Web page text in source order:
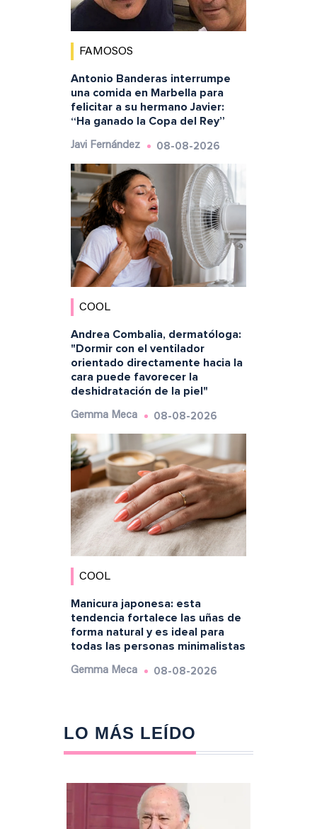
FAMOSOS
Antonio Banderas interrumpe
una comida en Marbella para
felicitar a su hermano Javier:
“Ha ganado la Copa del Rey”
Javi Fernández 08-08-2026
COOL
Andrea Combalia, dermatóloga:
"Dormir con el ventilador
orientado directamente hacia la
cara puede favorecer la
deshidratación de la piel"
Gemma Meca 08-08-2026
COOL
Manicura japonesa: esta
tendencia fortalece las uñas de
forma natural y es ideal para
todas las personas minimalistas
Gemma Meca 08-08-2026
LO MÁS LEÍDO